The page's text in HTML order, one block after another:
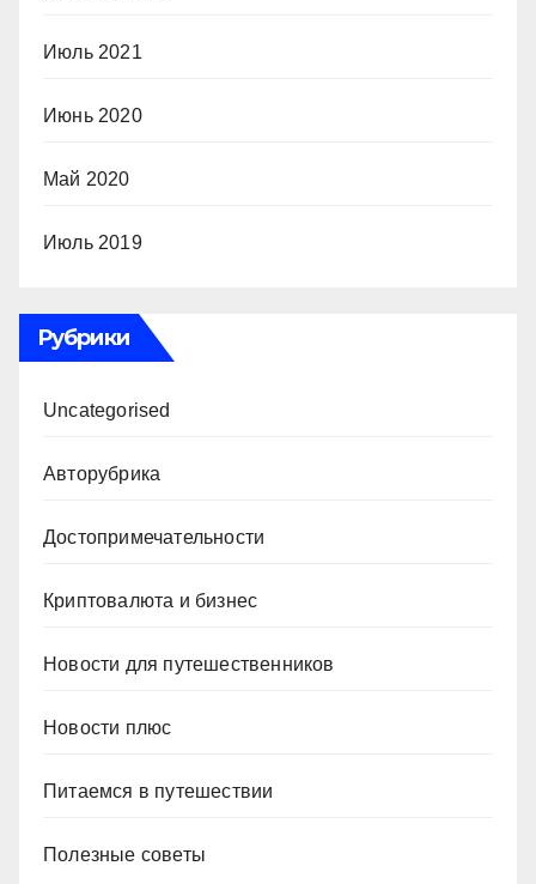
Июль 2021
Июнь 2020
Май 2020
Июль 2019
Рубрики
Uncategorised
Авторубрика
Достопримечательности
Криптовалюта и бизнес
Новости для путешественников
Новости плюс
Питаемся в путешествии
Полезные советы